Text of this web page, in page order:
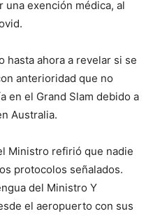
exención médica, al
hasta ahora a revelar si se
anterioridad que no
en el Grand Slam debido a
Australia.
Ministro refirió que nadie
protocolos señalados.
del Ministro Y
el aeropuerto con sus